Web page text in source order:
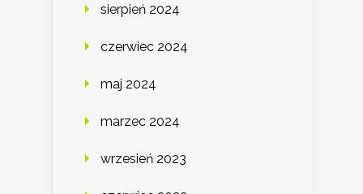
sierpień 2024
czerwiec 2024
maj 2024
marzec 2024
wrzesień 2023